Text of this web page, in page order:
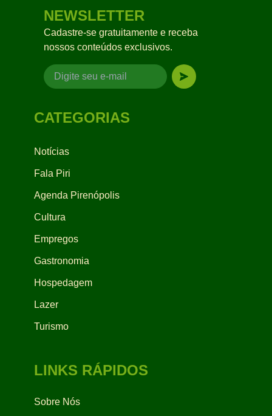
NEWSLETTER
Cadastre-se gratuitamente e receba
nossos conteúdos exclusivos.
CATEGORIAS
Notícias
Fala Piri
Agenda Pirenópolis
Cultura
Empregos
Gastronomia
Hospedagem
Lazer
Turismo
LINKS RÁPIDOS
Sobre Nós